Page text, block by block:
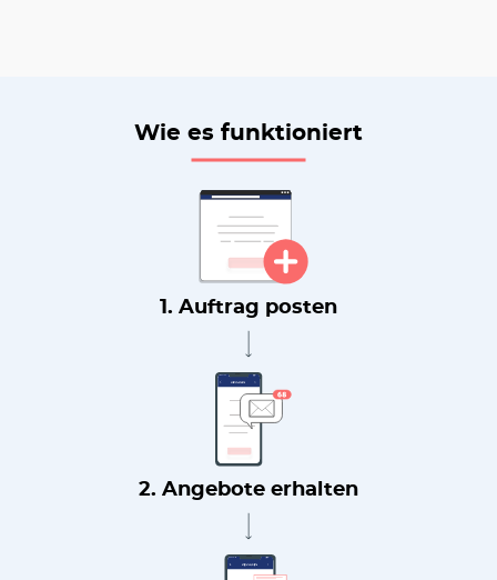
Wie es funktioniert
1. Auftrag posten
2. Angebote erhalten